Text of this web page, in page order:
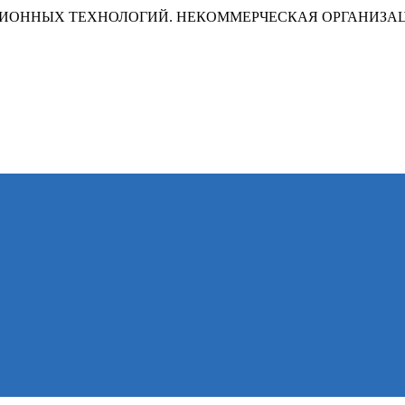
ТЕХНОЛОГИЙ. НЕКОММЕРЧЕСКАЯ